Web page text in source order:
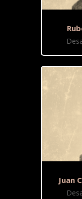
Juan